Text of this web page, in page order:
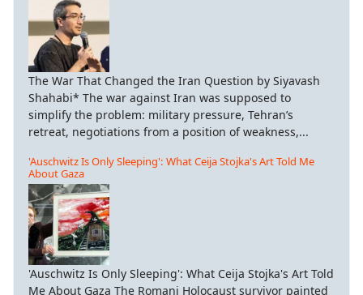
The War That Changed the Iran Question by Siyavash
Shahabi* The war against Iran was supposed to
simplify the problem: military pressure, Tehran’s
retreat, negotiations from a position of weakness,...
'Auschwitz Is Only Sleeping': What Ceija Stojka's Art Told Me
About Gaza
'Auschwitz Is Only Sleeping': What Ceija Stojka's Art Told
Me About Gaza The Romani Holocaust survivor painted